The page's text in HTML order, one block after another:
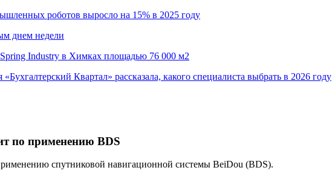
роботов выросло на 15% в 2025 году
днем недели
Industry в Химках площадью 76 000 м2
Квартал» рассказала, какого специалиста выбрать в 2026 году
по применению BDS
спутниковой навигационной системы BeiDou (BDS).